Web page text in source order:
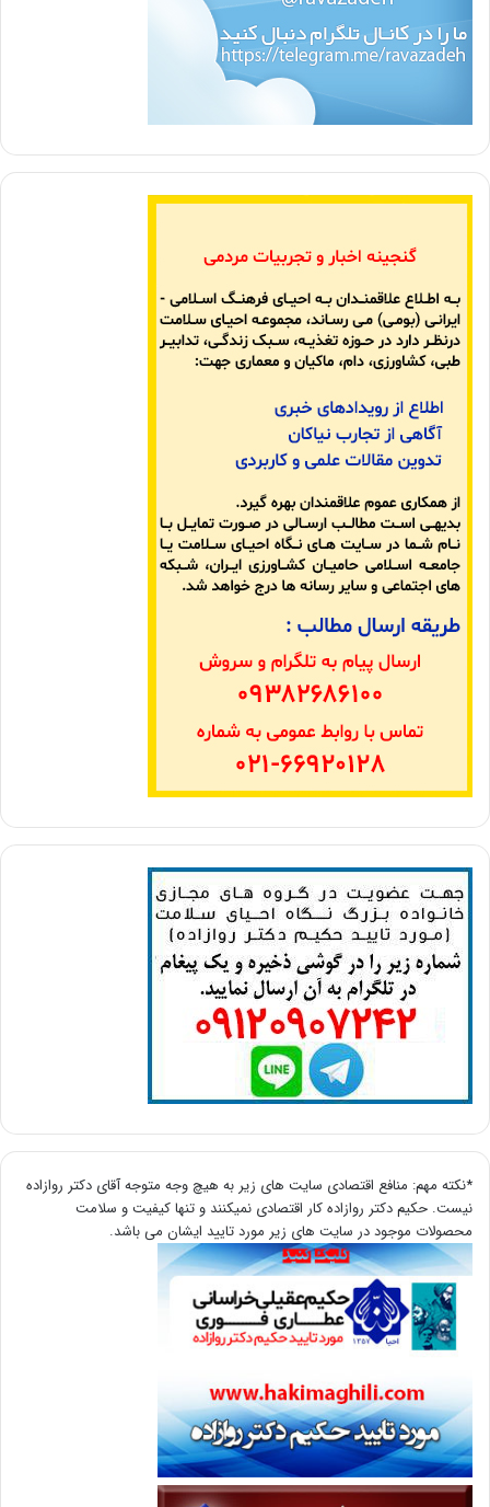
*نکته مهم: منافع اقتصادی سایت های زیر به هیچ وجه متوجه آقای دکتر روازاده
نیست. حکیم دکتر روازاده کار اقتصادی نمیکنند و تنها کیفیت و سلامت
محصولات موجود در سایت های زیر مورد تایید ایشان می باشد.